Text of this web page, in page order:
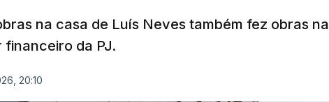
na casa de Luís Neves também fez obras na
da PJ.
20:10